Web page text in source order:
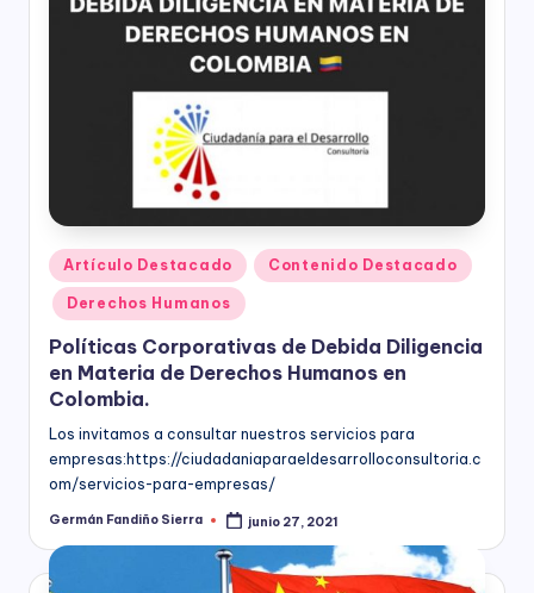
D
e
s
a
rr
o
ll
o
C
o
ciudadanía,
Para
trabajar
en
la
construcción
ciudadanía
para
la
construcción
de
paz,
socioeconómico,
cultural
Publicado
en
Artículo Destacado Contenido Destacado
Derechos Humanos
Políticas Corporativas de Debida Diligencia
en Materia de Derechos Humanos en
Colombia.
Los invitamos a consultar nuestros servicios para
empresas:https://ciudadaniaparaeldesarrolloconsultoria.c
om/servicios-para-empresas/
Publicado
Germán Fandiño Sierra junio 27, 2021